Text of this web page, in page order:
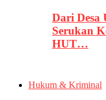
Dari
Serukan
HUT…
Hukum & Kriminal